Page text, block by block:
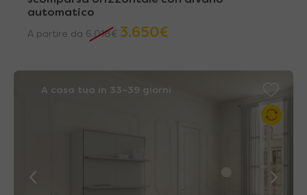
automatico
A partire da 6.018€ 3.650€
A casa tua in 33~39 giorni